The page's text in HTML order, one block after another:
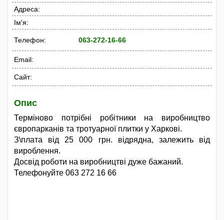
Адреса:
Ім'я:
Телефон: 063-272-16-66
Email:
Сайт:
Опис
Терміново потрібні робітники на виробництво
європарканів та тротуарної плитки у Харкові.
З\плата від 25 000 грн. відрядна, залежить від
вироблення.
Досвід роботи на виробництві дуже бажаний.
Телефонуйте 063 272 16 66